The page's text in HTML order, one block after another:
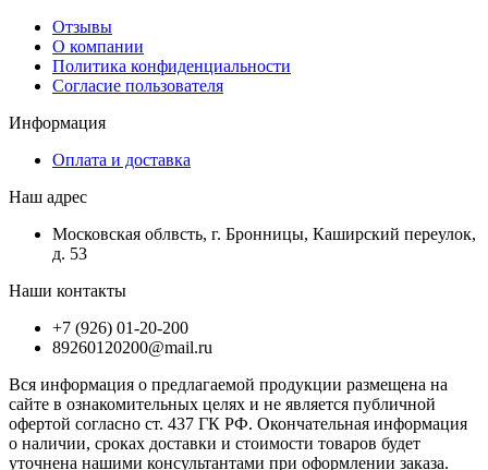
Отзывы
О компании
Политика конфиденциальности
Согласие пользователя
Информация
Оплата и доставка
Наш адрес
Московская облвсть, г. Бронницы, Каширский переулок,
д. 53
Наши контакты
+7 (926) 01-20-200
89260120200@mail.ru
Вся информация о предлагаемой продукции размещена на
сайте в ознакомительных целях и не является публичной
офертой согласно ст. 437 ГК РФ. Окончательная информация
о наличии, сроках доставки и стоимости товаров будет
уточнена нашими консультантами при оформлении заказа.